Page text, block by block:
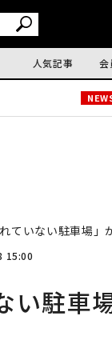
人気記事 会
れていない駐車場」
15:00
い駐車